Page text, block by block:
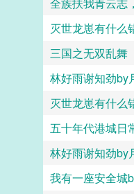
灭世龙崽有什么
三国之无双乱舞
林好雨谢知劲by
灭世龙崽有什么
五十年代港城日
林好雨谢知劲by
我有一座安全城